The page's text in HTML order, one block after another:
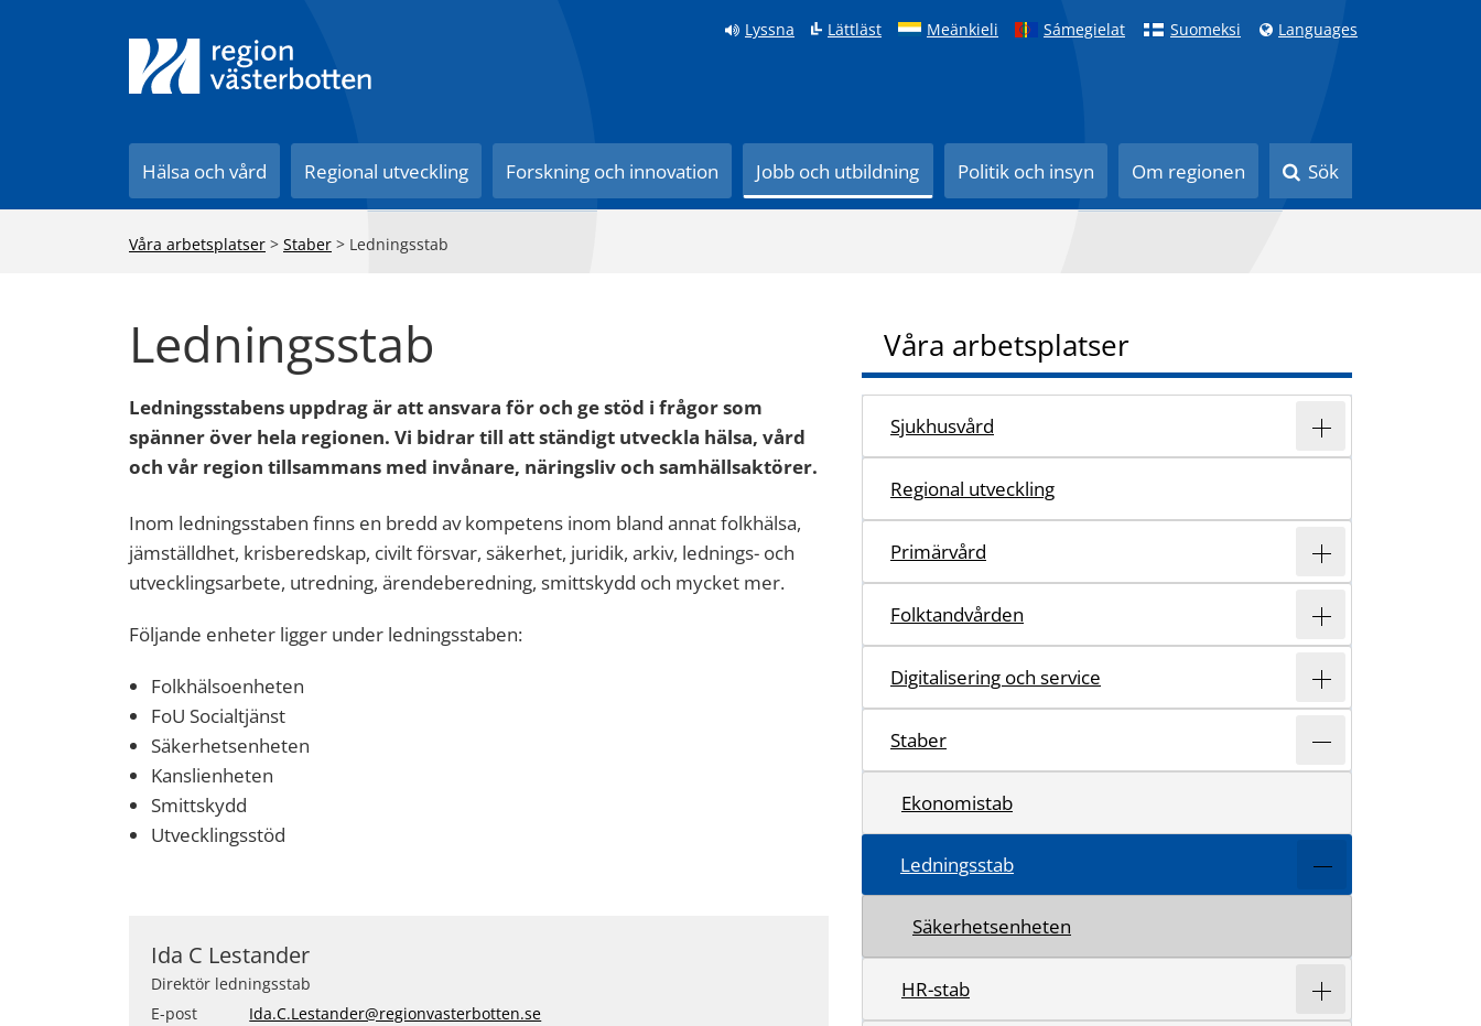
Lyssna Lättläst Meänkieli Sámegielat Suomeksi Languages
Hälsa och vård Regional utveckling Forskning och innovation Jobb och utbildning Politik och insyn Om regionen Sök
Våra arbetsplatser > Staber > Ledningsstab
Ledningsstab
Ledningsstabens uppdrag är att ansvara för och ge stöd i frågor som
spänner över hela regionen. Vi bidrar till att ständigt utveckla hälsa, vård
och vår region tillsammans med invånare, näringsliv och samhällsaktörer.
Inom ledningsstaben finns en bredd av kompetens inom bland annat folkhälsa,
jämställdhet, krisberedskap, civilt försvar, säkerhet, juridik, arkiv, lednings- och
utvecklingsarbete, utredning, ärendeberedning, smittskydd och mycket mer.
Följande enheter ligger under ledningsstaben:
Folkhälsoenheten
FoU Socialtjänst
Säkerhetsenheten
Kanslienheten
Smittskydd
Utvecklingsstöd
Ida C Lestander
Direktör ledningsstab
E-post
Ida.C.Lestander@regionvasterbotten.se
Våra arbetsplatser
Sjukhusvård
Regional utveckling
Primärvård
Folktandvården
Digitalisering och service
Staber
Ekonomistab
Ledningsstab
Säkerhetsenheten
HR-stab